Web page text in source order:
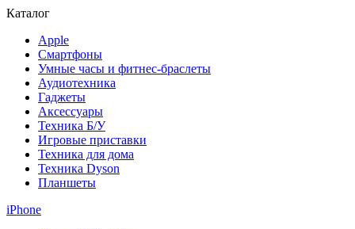
Каталог
Apple
Смартфоны
Умные часы и фитнес-браслеты
Аудиотехника
Гаджеты
Аксессуары
Техника Б/У
Игровые приставки
Техника для дома
Техника Dyson
Планшеты
iPhone